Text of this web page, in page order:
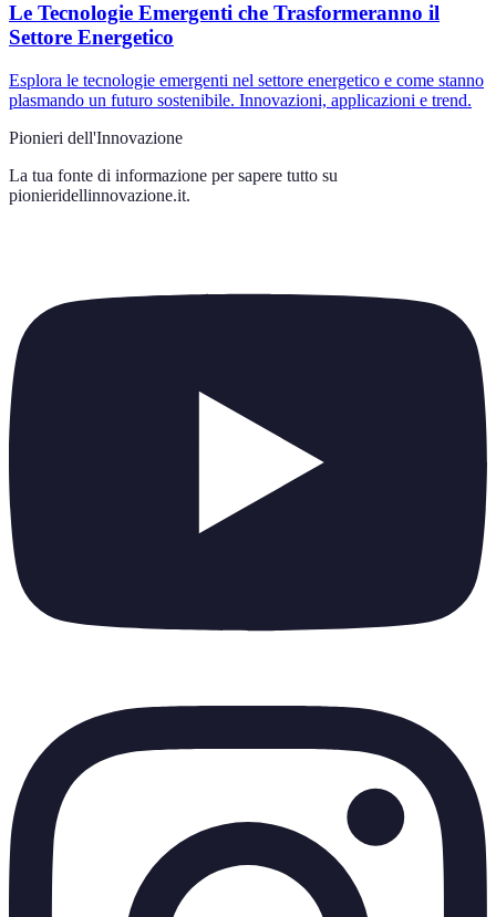
Le Tecnologie Emergenti che Trasformeranno il
Settore Energetico
Esplora le tecnologie emergenti nel settore energetico e come stanno
plasmando un futuro sostenibile. Innovazioni, applicazioni e trend.
Pionieri dell'Innovazione
La tua fonte di informazione per sapere tutto su
pionieridellinnovazione.it.